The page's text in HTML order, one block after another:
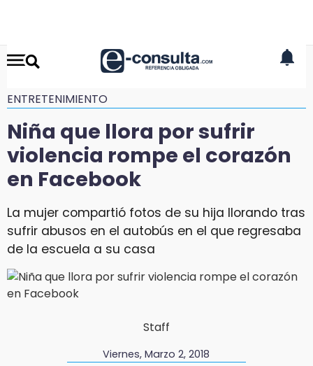
ENTRETENIMIENTO
Niña que llora por sufrir
violencia rompe el corazón
en Facebook
La mujer compartió fotos de su hija llorando tras
sufrir abusos en el autobús en el que regresaba
de la escuela a su casa
Staff
Viernes, Marzo 2, 2018